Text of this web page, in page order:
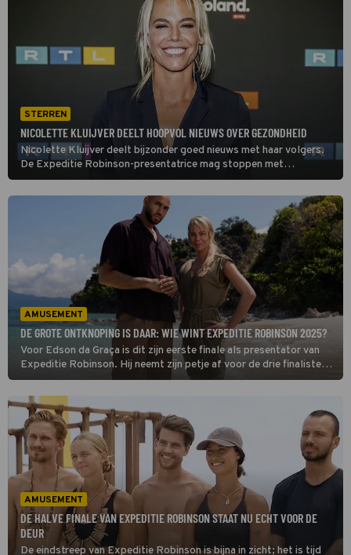
STERREN
NICOLETTE KLUIJVER DEELT HOOPVOL NIEUWS OVER GEZONDHEID
Nicolette Kluijver deelt bijzonder goed nieuws met haar volgers.
De Expeditie Robinson-presentatrice mag stoppen met
immunotherapie, bijna negen jaar nadat ze gediagnosticeerd werd
met longkanker.
AMUSEMENT
DE GROTE ONTKNOPING IS DAAR: WIE WINT EXPEDITIE ROBINSON 2025?
Voor Edson da Graça is dit zijn eerste finale als presentator van
Expeditie Robinson. Hij neemt zijn petje af voor de drie finalisten.
De proeven vergen het uiterste van hen. Het komt aan op fysieke
kracht, intelligentie en wilskracht.
AMUSEMENT
DE HALVE FINALE VAN EXPEDITIE ROBINSON STAAT NU ECHT VOOR DE
DEUR
De eindstreep van Expeditie Robinson is bijna in zicht; het is tijd